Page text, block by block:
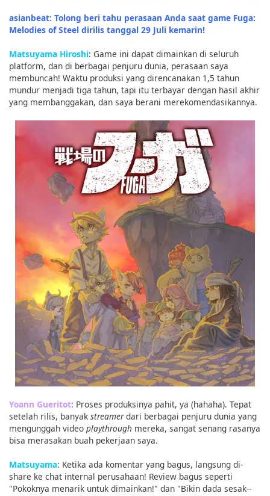
asianbeat: Tolong beri tahu perasaan Anda saat game Fuga:
Melodies of Steel dirilis tanggal 29 Juli kemarin!
Matsuyama Hiroshi: Game ini dapat dimainkan di seluruh
platform, dan di berbagai penjuru dunia, perasaan saya
membuncah! Waktu produksi yang direncanakan 1,5 tahun
mundur menjadi tiga tahun, tapi itu terbayar dengan hasil akhir
yang membanggakan, dan saya berani merekomendasikannya.
Yoann Gueritot: Proses produksinya pahit, ya (hahaha). Tepat
setelah rilis, banyak streamerdari berbagai penjuru dunia yang
mengunggah video playthrough mereka, sangat senang rasanya
bisa merasakan buah pekerjaan saya.
Matsuyama: Ketika ada komentar yang bagus, langsung di-
share ke chat internal perusahaan! Review bagus seperti
"Pokoknya menarik untuk dimainkan!" dan "Bikin dada sesak--